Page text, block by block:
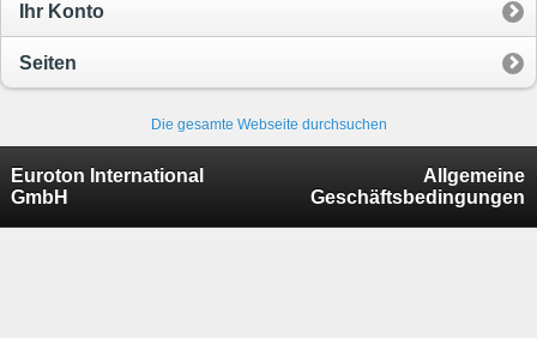
Ihr Konto
Seiten
Die gesamte Webseite durchsuchen
Euroton International
GmbH
Allgemeine
Geschäftsbedingungen